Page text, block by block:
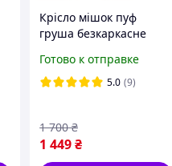
Крісло мішок пуф
груша безкаркасне
мешок груша пуфик ХL
120х85см Красный с
Готово к отправке
5.0 (9)
1 449₴
1 700 ₴